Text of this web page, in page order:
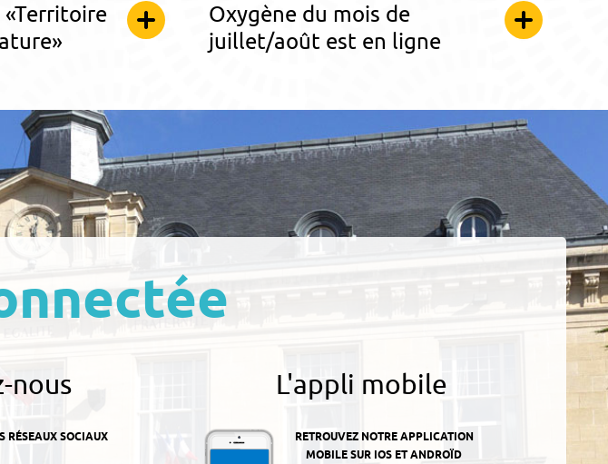
Oxygène du mois de
juillet/août est en ligne
nous
RÉSEAUX SOCIAUX
L'appli mobile
RETROUVEZ NOTRE APPLICATION
MOBILE SUR IOS ET ANDROÏD